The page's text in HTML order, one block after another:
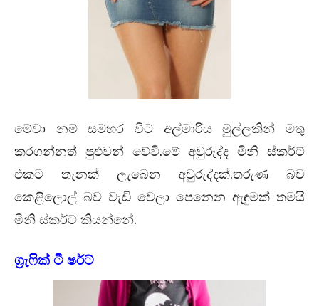
මේවා නම් සමහර විට අල්මාරිය මුල්ලකින් මතු
කරගන්නත් පුළුවන් වේවි.මේ අවුරුද්ද මිනි ස්කර්ට්
එකට තැනක් ලැබෙන අවුරුද්දක්.තරුණ බව
කෙළිලොල් බව වැඩි වෙලා පෙනෙන ඇඳුමක් තමයි
මිනි ස්කර්ට් කියන්නේ.
ග්‍රැෆික් ටී ෂර්ට්